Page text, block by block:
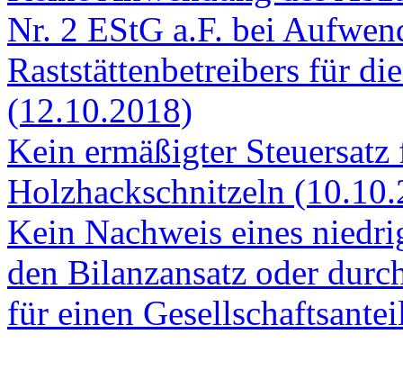
Auflösung eines passiven
Betriebsaufgabe
Zur
im Bereich der
Keine Anwendung des
Nr. 2 EStG a.F. bei
Raststättenbetreibers für
(12.10.2018)